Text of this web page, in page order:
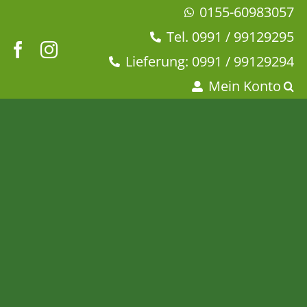
springen
0155-60983057
Tel. 0991 / 99129295
Lieferung: 0991 / 99129294
Mein Konto